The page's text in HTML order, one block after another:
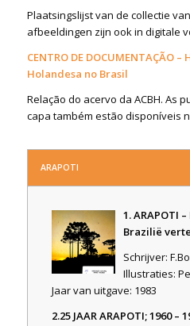
Plaatsingslijst van de collectie
afbeeldingen zijn ook in digitale
CENTRO DE DOCUMENTAÇÃO
Holandesa no Brasil
Relação do acervo da ACBH. As
capa também estão disponíveis
ARAPOTI
1. ARAPOTI
Brazilië
Schrijver:
Illustraties:
Jaar van uitgave: 1983
2.25 JAAR ARAPOTI; 1960 –